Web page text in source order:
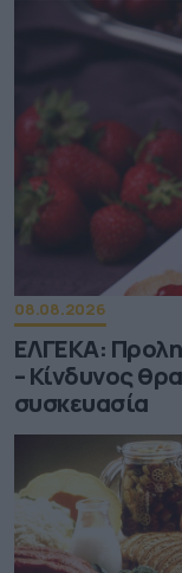
08.08.2026
ΕΛΓΕΚΑ:
– Κίνδυνος
συσκευασία